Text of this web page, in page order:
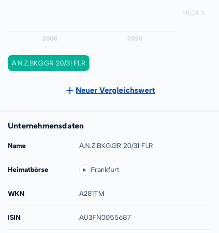
A.N.Z.BKG.GR 20/31 FLR
Neuer Vergleichswert
Unternehmensdaten
Name A.N.Z.BKG.GR 20/31 FLR
Heimatbörse Frankfurt
WKN A281TM
ISIN AU3FN0055687